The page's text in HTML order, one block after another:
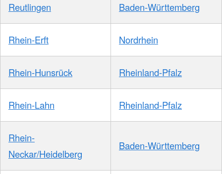
Reutlingen Baden-Württemberg
Rhein-Erft Nordrhein
Rhein-Hunsrück Rheinland-Pfalz
Rhein-Lahn Rheinland-Pfalz
Rhein-
Neckar/Heidelberg
Baden-Württemberg